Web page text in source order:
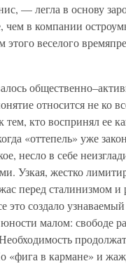
— легла в основу
чем в компании
веселого
относится не ко
тем, кто воспринял ее
«оттепель» уже
несло в себе
Узкая, жестко
перед сталинизмом и
это создало
малом: свободе
в кармане» и